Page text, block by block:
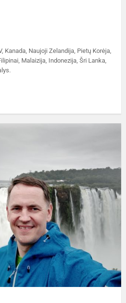
Kanada, Naujoji Zelandija, Pietų Korėja,
Malaizija, Indonezija, Šri Lanka,